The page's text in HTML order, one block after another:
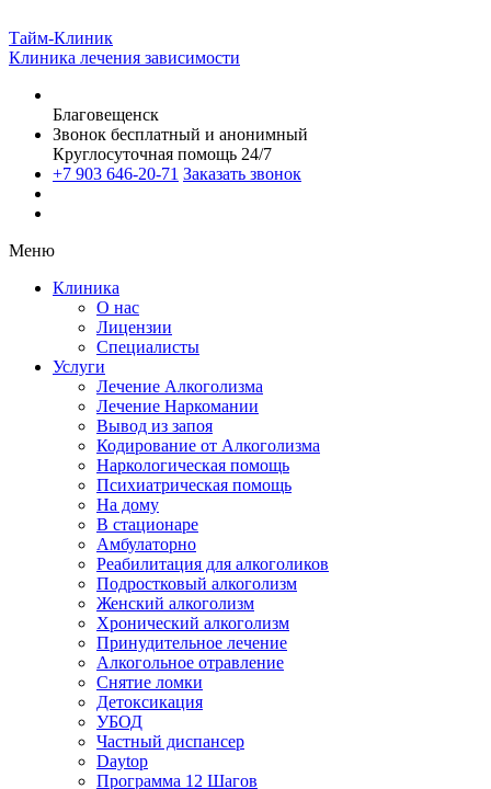
Тайм-Клиник
Клиника лечения зависимости
Благовещенск
Звонок бесплатный и анонимный
Круглосуточная помощь 24/7
+7 903 646-20-71 Заказать звонок
Меню
Клиника
О нас
Лицензии
Специалисты
Услуги
Лечение Алкоголизма
Лечение Наркомании
Вывод из запоя
Кодирование от Алкоголизма
Наркологическая помощь
Психиатрическая помощь
На дому
В стационаре
Амбулаторно
Реабилитация для алкоголиков
Подростковый алкоголизм
Женский алкоголизм
Хронический алкоголизм
Принудительное лечение
Алкогольное отравление
Снятие ломки
Детоксикация
УБОД
Частный диспансер
Daytop
Программа 12 Шагов